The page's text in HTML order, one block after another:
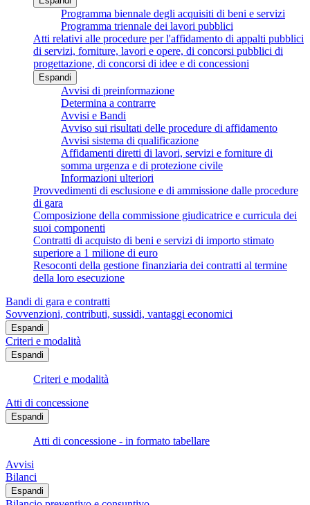
Programma biennale degli acquisiti di beni e servizi
Programma triennale dei lavori pubblici
Atti relativi alle procedure per l'affidamento di appalti pubblici
di servizi, forniture, lavori e opere, di concorsi pubblici di
progettazione, di concorsi di idee e di concessioni
Espandi
Avvisi di preinformazione
Determina a contrarre
Avvisi e Bandi
Avviso sui risultati delle procedure di affidamento
Avvisi sistema di qualificazione
Affidamenti diretti di lavori, servizi e forniture di
somma urgenza e di protezione civile
Informazioni ulteriori
Provvedimenti di esclusione e di ammissione dalle procedure
di gara
Composizione della commissione giudicatrice e curricula dei
suoi componenti
Contratti di acquisto di beni e servizi di importo stimato
superiore a 1 milione di euro
Resoconti della gestione finanziaria dei contratti al termine
della loro esecuzione
Bandi di gara e contratti
Sovvenzioni, contributi, sussidi, vantaggi economici
Espandi
Criteri e modalità
Espandi
Criteri e modalità
Atti di concessione
Espandi
Atti di concessione - in formato tabellare
Avvisi
Bilanci
Espandi